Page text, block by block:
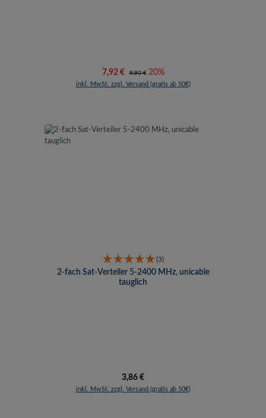
Verkaufspreis:
7,92 € Regulärer Preis:
9,90 € 20%
inkl. MwSt. zzgl. Versand (gratis ab 50€)
(3)
2-fach Sat-Verteiler 5-2400 MHz, unicable
tauglich
Regulärer Preis:
3,86 €
inkl. MwSt. zzgl. Versand (gratis ab 50€)